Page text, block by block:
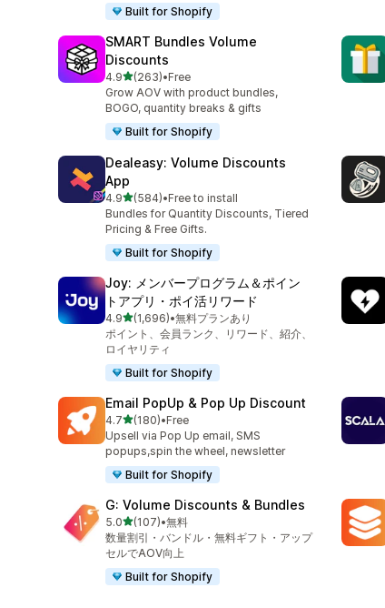
Built for Shopify
SMART Bundles Volume
Discounts
4.95つ星中
(263)
合計レビュー数：263件
•Free
Grow AOV with product bundles,
BOGO, quantity breaks & gifts
Built for Shopify
Dealeasy: Volume Discounts
App
4.95つ星中
(584)
合計レビュー数：584件
•Free to install
Bundles for Quantity Discounts, Tiered
Pricing & Free Gifts.
Built for Shopify
Joy: メンバープログラム＆ポイン
トアプリ・ポイ活リワード
4.95つ星中
(1,696)
合計レビュー数：1696件
•無料プランあり
ポイント、会員ランク、リワード、紹介、
ロイヤリティ
Built for Shopify
Email PopUp & Pop Up Discount
4.75つ星中
(180)
合計レビュー数：180件
•Free
Upsell via Pop Up email, SMS
popups,spin the wheel, newsletter
Built for Shopify
G: Volume Discounts & Bundles
5.05つ星中
(107)
合計レビュー数：107件
•無料
数量割引・バンドル・無料ギフト・アップ
セルでAOV向上
Built for Shopify